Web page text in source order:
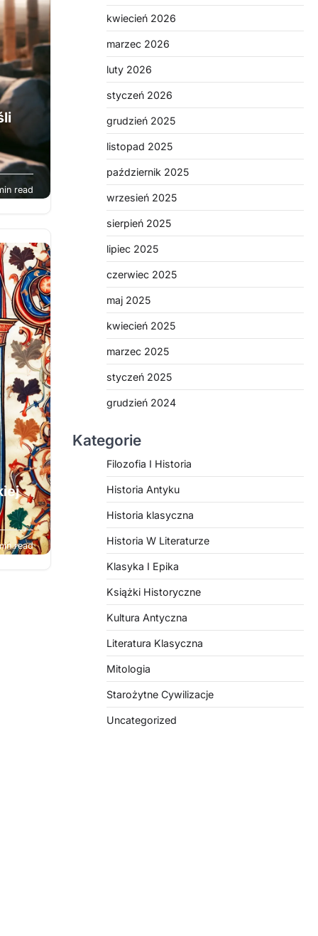
jak
które
read
read
kwiecień 2026
marzec 2026
luty 2026
styczeń 2026
grudzień 2025
listopad 2025
październik 2025
wrzesień 2025
sierpień 2025
lipiec 2025
czerwiec 2025
maj 2025
kwiecień 2025
marzec 2025
styczeń 2025
grudzień 2024
Kategorie
Filozofia I Historia
Historia Antyku
Historia klasyczna
Historia W Literaturze
Klasyka I Epika
Książki Historyczne
Kultura Antyczna
Literatura Klasyczna
Mitologia
Starożytne Cywilizacje
Uncategorized